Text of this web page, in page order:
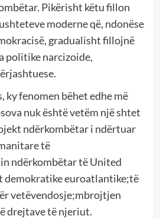
Pikërisht këtu fillon
moderne që, ndonëse
gradualisht fillojnë
politike narcizoide,
ky fenomen bëhet edhe më
nuk është vetëm një shtet
ndërkombëtar i ndërtuar
të
ndërkombëtar të United
demokratike euroatlantike;të
vetëvendosje;mbrojtjen
drejtave të njeriut.